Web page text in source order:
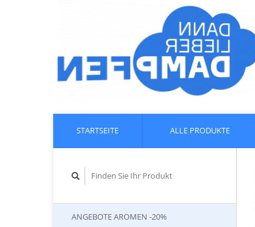
STARTSEITE ALLE PRODUKTE
ANGEBOTE AROMEN -20%